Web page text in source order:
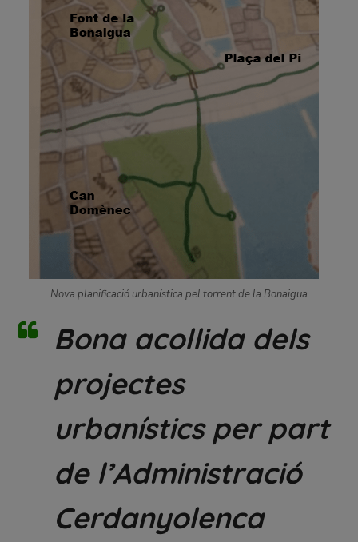
Nova planificació urbanística pel torrent de la Bonaigua
Bona acollida dels
projectes
urbanístics per part
de l’Administració
Cerdanyolenca